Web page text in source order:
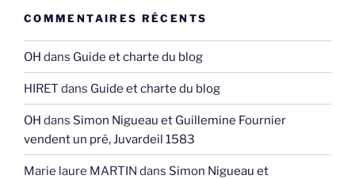
COMMENTAIRES RÉCENTS
OH dans Guide et charte du blog
HIRET dans Guide et charte du blog
OH dans Simon Nigueau et Guillemine Fournier
vendent un pré, Juvardeil 1583
Marie laure MARTIN dans Simon Nigueau et